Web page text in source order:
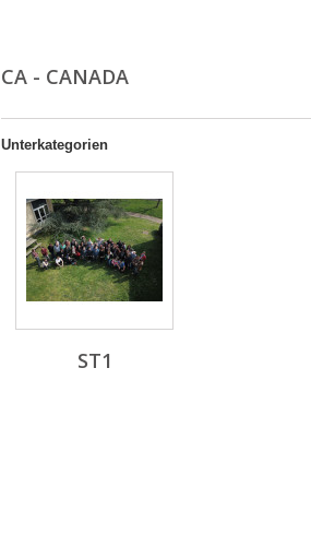
CA - CANADA
Unterkategorien
ST1